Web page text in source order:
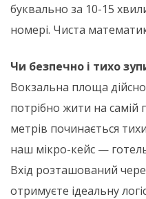
буквально за 10-15
номері. Чиста
Чи безпечно і тихо
Вокзальна площа
потрібно жити на самій
метрів починається
наш мікро-кейс —
Вхід розташований
отримуєте ідеальну